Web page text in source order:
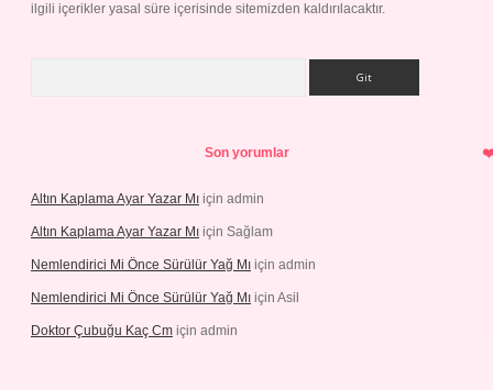
ilgili içerikler yasal süre içerisinde sitemizden kaldırılacaktır.
Son yorumlar
Altın Kaplama Ayar Yazar Mı için admin
Altın Kaplama Ayar Yazar Mı için Sağlam
Nemlendirici Mi Önce Sürülür Yağ Mı için admin
Nemlendirici Mi Önce Sürülür Yağ Mı için Asil
Doktor Çubuğu Kaç Cm için admin